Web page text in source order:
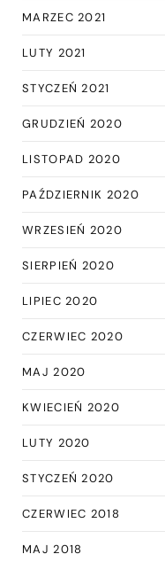
MARZEC 2021
LUTY 2021
STYCZEŃ 2021
GRUDZIEŃ 2020
LISTOPAD 2020
PAŹDZIERNIK 2020
WRZESIEŃ 2020
SIERPIEŃ 2020
LIPIEC 2020
CZERWIEC 2020
MAJ 2020
KWIECIEŃ 2020
LUTY 2020
STYCZEŃ 2020
CZERWIEC 2018
MAJ 2018